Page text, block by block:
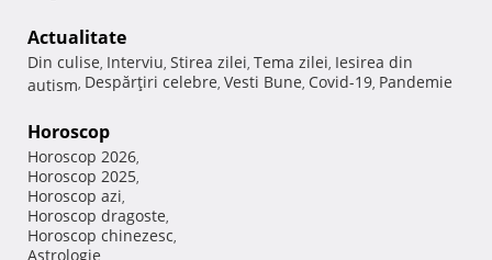
Actualitate
Din culise, Interviu, Stirea zilei, Tema zilei, Iesirea din
autism, Despărţiri celebre, Vesti Bune, Covid-19, Pandemie
Horoscop
Horoscop 2026,
Horoscop 2025,
Horoscop azi,
Horoscop dragoste,
Horoscop chinezesc,
Astrologie